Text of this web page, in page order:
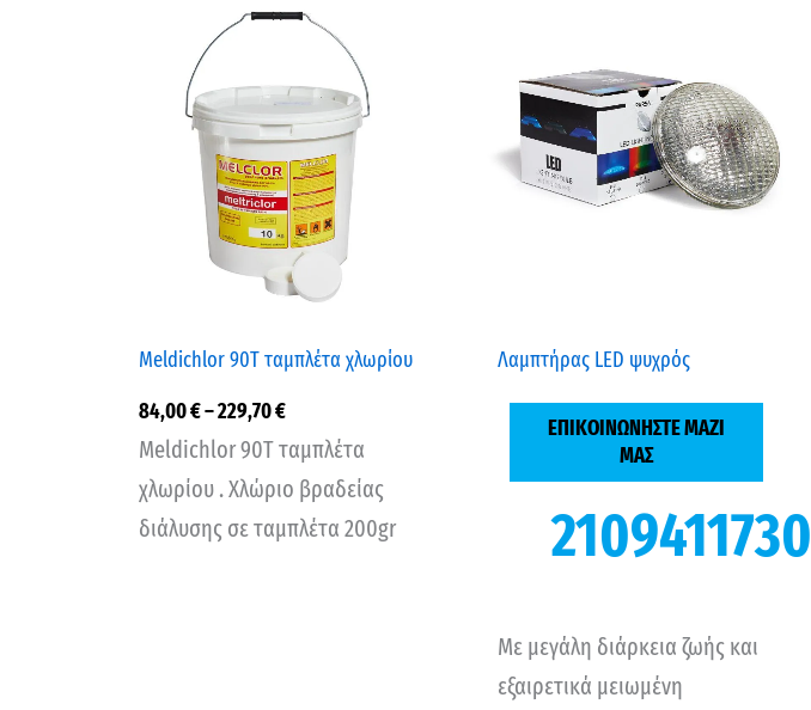
Meldichlor 90Τ ταμπλέτα χλωρίου
84,00€–229,70€
range:
84,00 €
through
229,70 €
Meldichlor 90Τ ταμπλέτα
χλωρίου . Χλώριο βραδείας
διάλυσης σε ταμπλέτα 200gr
Λαμπτήρας LED ψυχρός
ΕΠΙΚΟΙΝΩΝΗΣΤΕ ΜΑΖΙ
ΜΑΣ
2109411730
Με μεγάλη διάρκεια ζωής και
εξαιρετικά μειωμένη